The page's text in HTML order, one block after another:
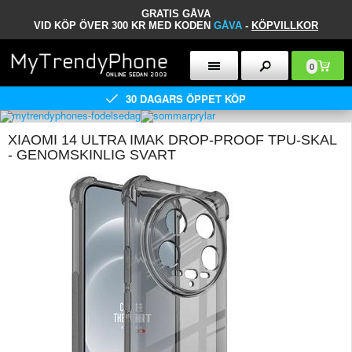
GRATIS GÅVA
VID KÖP ÖVER 300 KR MED KODEN GÅVA - KÖPVILLKOR
0
30 DAGARS ÖPPET KÖP
XIAOMI 14 ULTRA IMAK DROP-PROOF TPU-SKAL
- GENOMSKINLIG SVART